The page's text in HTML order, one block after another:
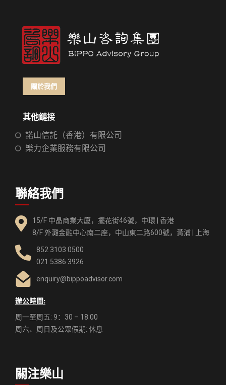
關於我們
其他鏈接
諾山信託（香港）有限公司
樂力企業服務有限公司
聯絡我們
15/F 中晶商業大廈，擺花街46號，中環 | 香港
8/F 外灘金融中心南二座，中山東二路600號，黃浦 | 上海
852 3103 0500
021 5386 3926
enquiry@bippoadvisor.com
辦公時間:
周一至周五: 9：30 – 18:00
周六、周日及公眾假期: 休息
關注樂山